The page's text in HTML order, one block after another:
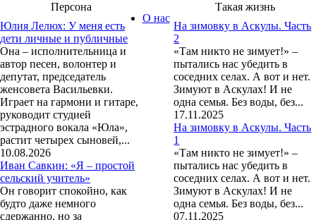
Персона
Юлия Лелюх: У меня есть
дети личные и публичные
Она – исполнительница и
автор песен, волонтер и
депутат, председатель
женсовета Васильевки.
Играет на гармони и гитаре,
руководит студией
эстрадного вокала «Юла»,
растит четырех сыновей,...
10.08.2026
Иван Савкин: «Я – простой
сельский учитель»
Он говорит спокойно, как
будто даже немного
сдержанно, но за
Такая жизнь
На зимовку в Аскулы. Часть
2
«Там никто не зимует!» –
пытались нас убедить в
соседних селах. А вот и нет.
Зимуют в Аскулах! И не
одна семья. Без воды, без...
17.11.2025
На зимовку в Аскулы. Часть
1
«Там никто не зимует!» –
пытались нас убедить в
соседних селах. А вот и нет.
Зимуют в Аскулах! И не
одна семья. Без воды, без...
07.11.2025
О нас